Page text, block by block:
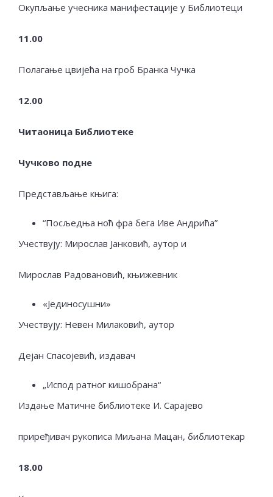
Окупљање учесника манифестације у Библиотеци
11.00
Полагање цвијећа на гроб Бранка Чучка
12.00
Читаоница Библиотеке
Чучково подне
Представљање књига:
“Посљедња ноћ фра бега Иве Андрића”
Учествују: Мирослав Јанковић, аутор и
Мирослав Радовановић, књижевник
«Јединосушни»
Учествују: Невен Милаковић, аутор
Дејан Спасојевић, издавач
„Испод ратног кишобрана“
Издање Матичне библиотеке И. Сарајево
приређивач рукописа Миљана Мацан, библиотекар
18.00